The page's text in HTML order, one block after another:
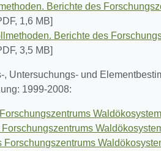
Berichte des
1,6 MB]
Berichte des
3,5 MB]
Untersuchungs- und
1999-2008: